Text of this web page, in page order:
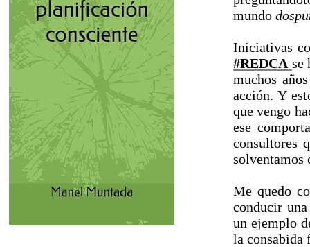
mundo
Iniciativas
#REDCA se
muchos
acción. Y
que vengo
ese
consultores
Me quedo
conducir
un ejemplo
la consabida